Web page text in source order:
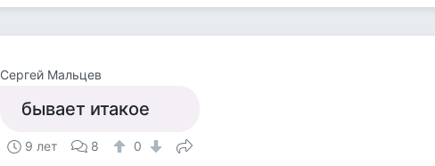
Сергей Мальцев
бывает итакое
9 лет 8 0